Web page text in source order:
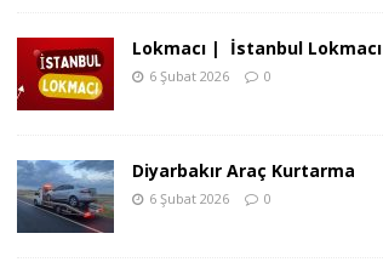
Lokmacı | İstanbul Lokmacı
6 Şubat 2026 0
Diyarbakır Araç Kurtarma
6 Şubat 2026 0